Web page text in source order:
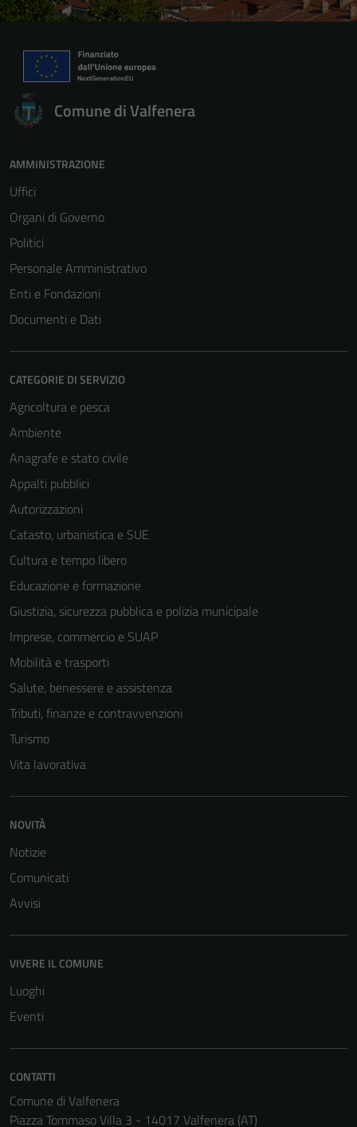
Comune di Valfenera
AMMINISTRAZIONE
Uffici
Organi di Governo
Politici
Personale Amministrativo
Enti e Fondazioni
Documenti e Dati
CATEGORIE DI SERVIZIO
Agricoltura e pesca
Ambiente
Anagrafe e stato civile
Appalti pubblici
Autorizzazioni
Catasto, urbanistica e SUE
Cultura e tempo libero
Educazione e formazione
Giustizia, sicurezza pubblica e polizia municipale
Imprese, commercio e SUAP
Mobilità e trasporti
Salute, benessere e assistenza
Tributi, finanze e contravvenzioni
Turismo
Vita lavorativa
NOVITÀ
Notizie
Comunicati
Avvisi
VIVERE IL COMUNE
Luoghi
Eventi
CONTATTI
Comune di Valfenera
Piazza Tommaso Villa 3 - 14017 Valfenera (AT)